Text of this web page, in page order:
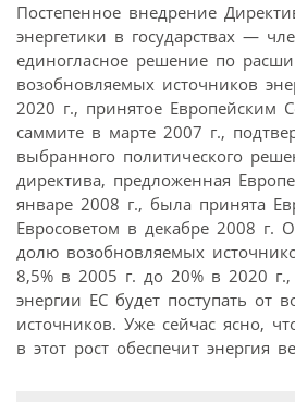
Постепенное внедрение
энергетики в государствах —
единогласное решение по
возобновляемых источников
2020 г., принятое Европейским
саммите в марте 2007 г.,
выбранного политического
директива, предложенная
январе 2008 г., была принята
Евросоветом в декабре 2008 г.
долю возобновляемых
8,5% в 2005 г. до 20% в 2020 г.,
энергии ЕС будет поступать от
источников. Уже сейчас ясно,
в этот рост обеспечит энергия